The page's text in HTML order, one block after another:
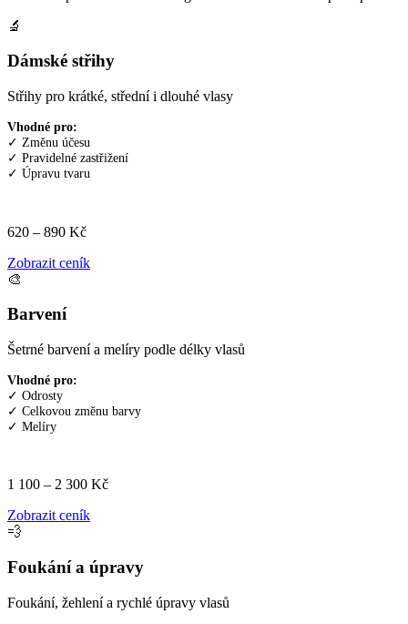
🔬
Dámské střihy
Střihy pro krátké, střední i dlouhé vlasy
Vhodné pro:
✓ Změnu účesu
✓ Pravidelné zastřižení
✓ Úpravu tvaru
620 – 890 Kč
Zobrazit ceník
🎨
Barvení
Šetrné barvení a melíry podle délky vlasů
Vhodné pro:
✓ Odrosty
✓ Celkovou změnu barvy
✓ Melíry
1 100 – 2 300 Kč
Zobrazit ceník
💨
Foukání a úpravy
Foukání, žehlení a rychlé úpravy vlasů